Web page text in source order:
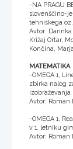
-NA PRAGU
slovenščino-
tehniškega
Avtor:
Križaj Ortar,
Končina,
MATEMATIKA
-OMEGA 1,
zbirka nalog
izobraževanja
Avtor: Roman
-OMEGA 1,
v 1. letniku
Avtor: Roman